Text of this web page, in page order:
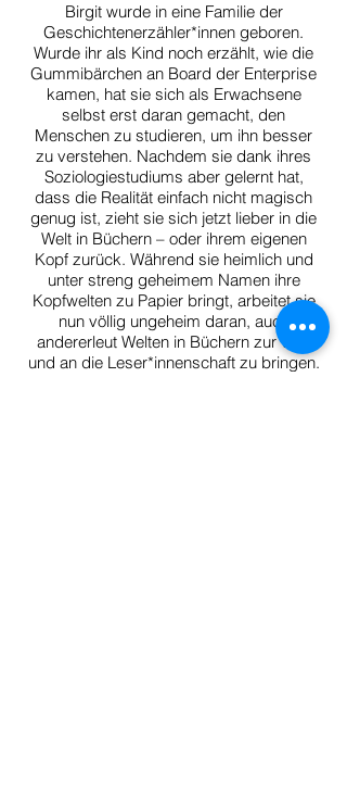
Birgit wurde in eine Familie der
Geschichtenerzähler*innen geboren.
Wurde ihr als Kind noch erzählt, wie die
Gummibärchen an Board der Enterprise
kamen, hat sie sich als Erwachsene
selbst erst daran gemacht, den
Menschen zu studieren, um ihn besser
zu verstehen. Nachdem sie dank ihres
Soziologiestudiums aber gelernt hat,
dass die Realität einfach nicht magisch
genug ist, zieht sie sich jetzt lieber in die
Welt in Büchern – oder ihrem eigenen
Kopf zurück. Während sie heimlich und
unter streng geheimem Namen ihre
Kopfwelten zu Papier bringt, arbeitet sie
nun völlig ungeheim daran, auch
andererleut Welten in Büchern zur Welt
und an die Leser*innenschaft zu bringen.